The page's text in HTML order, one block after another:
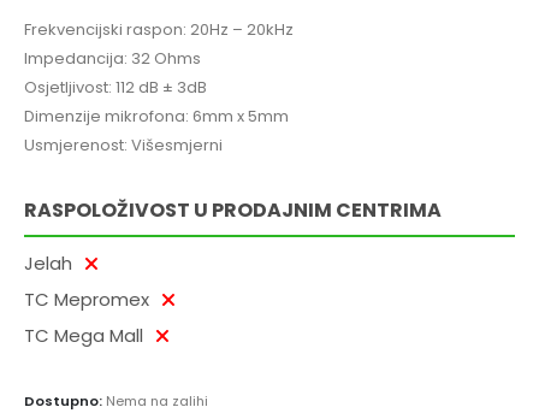
Frekvencijski raspon: 20Hz – 20kHz
Impedancija: 32 Ohms
Osjetljivost: 112 dB ± 3dB
Dimenzije mikrofona: 6mm x 5mm
Usmjerenost: Višesmjerni
RASPOLOŽIVOST U PRODAJNIM CENTRIMA
Jelah
TC Mepromex
TC Mega Mall
Dostupno: Nema na zalihi